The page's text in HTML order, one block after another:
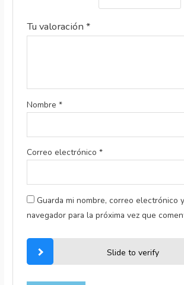
Tu valoración *
Nombre *
Correo electrónico *
Guarda mi nombre, correo electrónico
navegador para la próxima vez que
Slide to verify